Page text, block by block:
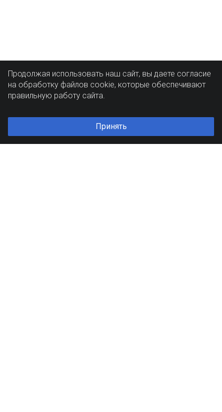
Продолжая использовать наш сайт, вы даете согласие
на обработку файлов cookie, которые обеспечивают
правильную работу сайта.
Принять